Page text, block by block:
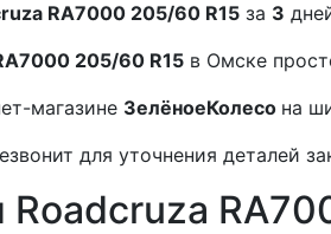
RA7000 205/60 R15 за 3
205/60 R15 в Омске
магазине ЗелёноеКолесо на
для уточнения деталей